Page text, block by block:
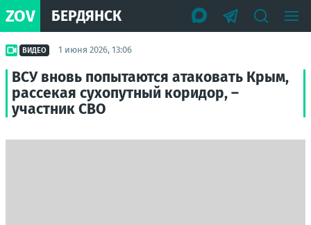
ZOV БЕРДЯНСК
ВИДЕО 1 июня 2026, 13:06
ВСУ вновь попытаются атаковать Крым,
рассекая сухопутный коридор, –
участник СВО